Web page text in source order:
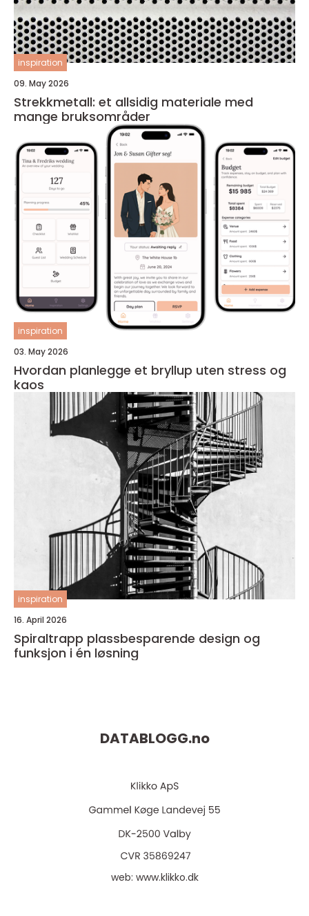
inspiration
09. May 2026
Strekkmetall: et allsidig materiale med
mange bruksområder
inspiration
03. May 2026
Hvordan planlegge et bryllup uten stress og
kaos
inspiration
16. April 2026
Spiraltrapp plassbesparende design og
funksjon i én løsning
DATABLOGG.no
web: www.klikko.dk